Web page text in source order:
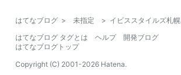
はてなブログ > 未指定 > イビススタイルズ札幌
はてなブログ タグとは
ヘルプ
開発ブログ
はてなブログトップ
Copyright (C) 2001-2026 Hatena.